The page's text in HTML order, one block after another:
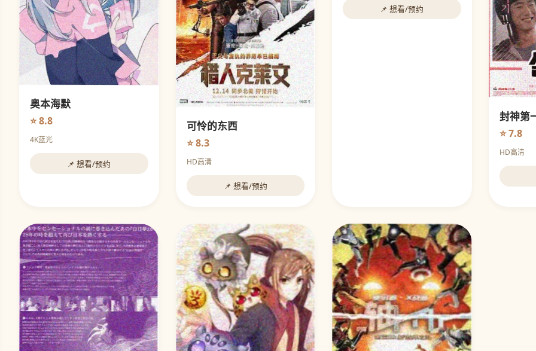
奥本海默
⭐ 8.8
4K蓝光
📌 想看/预约
可怜的东西
⭐ 8.3
HD高清
📌 想看/预约
📌 想看/预约
封神第
⭐ 7.8
HD高清